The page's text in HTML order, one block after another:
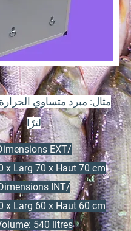
لترًا
EXT/
x Larg 70 x Haut 70 cm
INT/
x Larg 60 x Haut 60 cm
540 litres